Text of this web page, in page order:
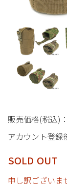
販売価格(税込)：
アカウント登録
SOLD OUT
申し訳ございま